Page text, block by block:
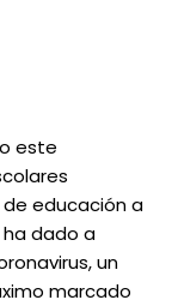
este
educación a
ha dado a
un
marcado